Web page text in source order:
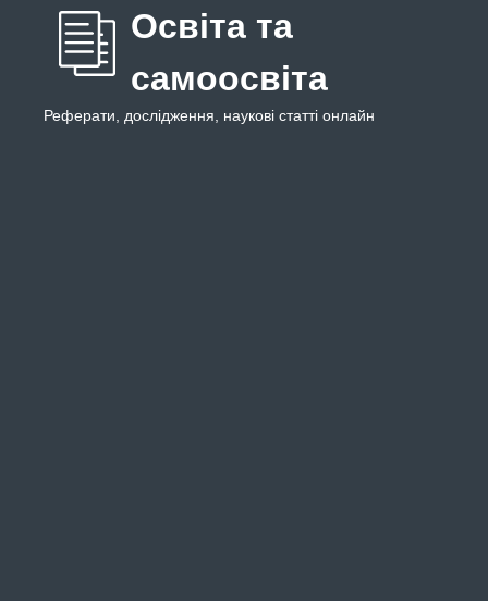
Освіта та
самоосвіта
Реферати, дослідження, наукові статті онлайн